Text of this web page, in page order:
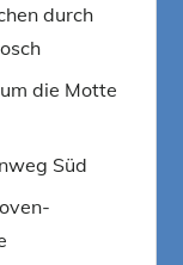
durch
die Motte
Süd